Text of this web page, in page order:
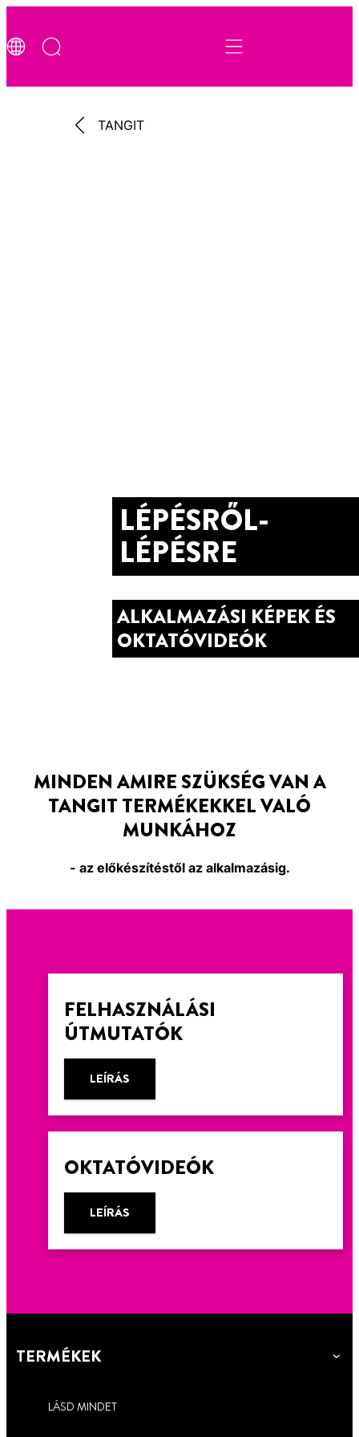
TANGIT
LÉPÉSRŐL-
LÉPÉSRE
ALKALMAZÁSI KÉPEK ÉS
OKTATÓVIDEÓK
MINDEN AMIRE SZÜKSÉG VAN A
TANGIT TERMÉKEKKEL VALÓ
MUNKÁHOZ
- az előkészítéstől az alkalmazásig.
FELHASZNÁLÁSI
ÚTMUTATÓK
LEÍRÁS
OKTATÓVIDEÓK
LEÍRÁS
TERMÉKEK
LÁSD MINDET